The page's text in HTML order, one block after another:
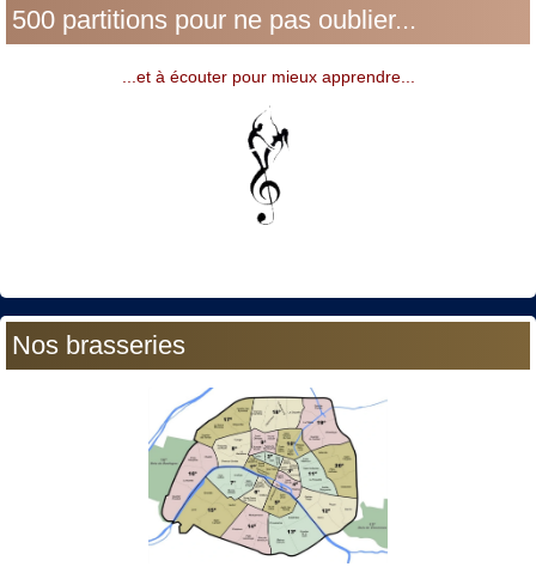
500 partitions pour ne pas oublier...
...et à écouter pour mieux apprendre...
Nos brasseries